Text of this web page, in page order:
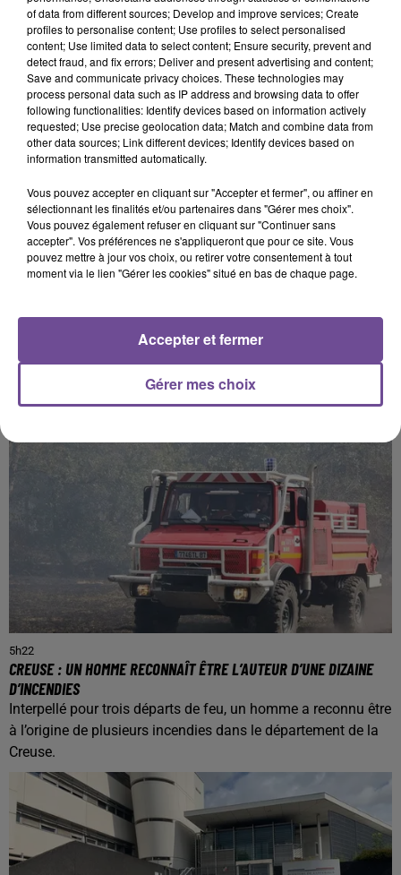
Empire State Of Mind Drive Safe Gabriela
Cet élément est masqué compte-tenu du refus du
dépôt de cookies que vous avez exprimé. Si vous
souhaitez l'afficher, merci de nous donner votre accord
Afficher l'élément
PRÈS DE CHEZ VOUS
5h22
CREUSE : UN HOMME RECONNAÎT ÊTRE L’AUTEUR D’UNE DIZAINE
D’INCENDIES
Interpellé pour trois départs de feu, un homme a reconnu être
à l’origine de plusieurs incendies dans le département de la
Creuse.
of data from different sources; Develop and improve services; Create
profiles to personalise content; Use profiles to select personalised
content; Use limited data to select content; Ensure security, prevent and
detect fraud, and fix errors; Deliver and present advertising and content;
Save and communicate privacy choices. These technologies may
process personal data such as IP address and browsing data to offer
following functionalities: Identify devices based on information actively
requested; Use precise geolocation data; Match and combine data from
other data sources; Link different devices; Identify devices based on
information transmitted automatically.
Vous pouvez accepter en cliquant sur "Accepter et fermer", ou affiner en
sélectionnant les finalités et/ou partenaires dans "Gérer mes choix".
Vous pouvez également refuser en cliquant sur "Continuer sans
accepter". Vos préférences ne s'appliqueront que pour ce site. Vous
pouvez mettre à jour vos choix, ou retirer votre consentement à tout
moment via le lien "Gérer les cookies" situé en bas de chaque page.
Gérer mes choix
Accepter et fermer